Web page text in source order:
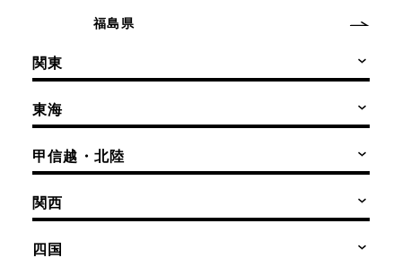
福島県
関東
東海
甲信越・北陸
関西
四国